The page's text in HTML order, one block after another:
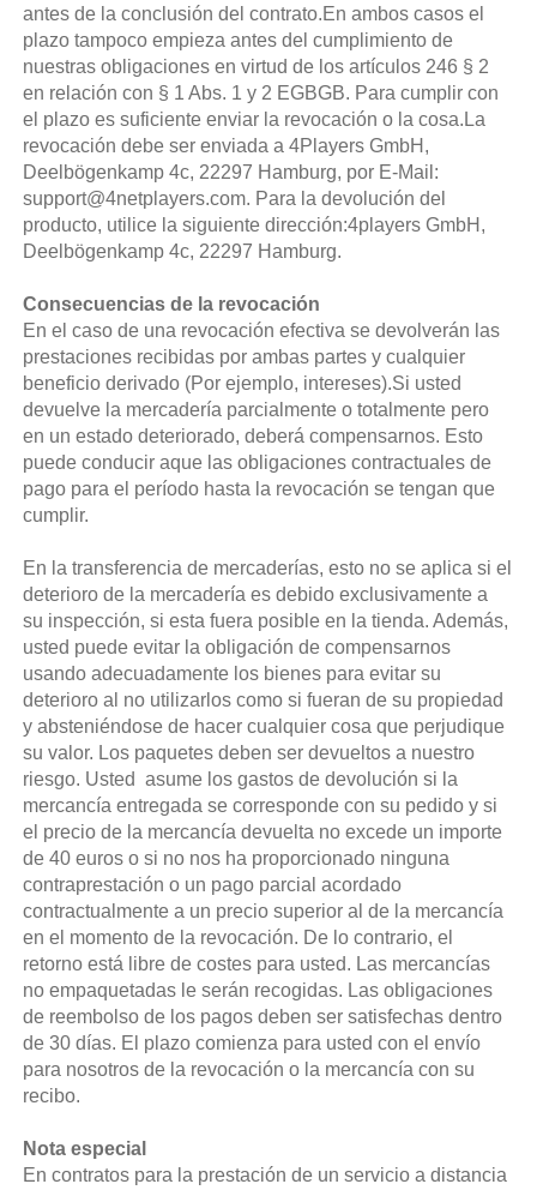
antes de la conclusión del contrato.En ambos casos el
plazo tampoco empieza antes del cumplimiento de
nuestras obligaciones en virtud de los artículos 246 § 2
en relación con § 1 Abs. 1 y 2 EGBGB. Para cumplir con
el plazo es suficiente enviar la revocación o la cosa.La
revocación debe ser enviada a 4Players GmbH,
Deelbögenkamp 4c, 22297 Hamburg, por E-Mail:
support@4netplayers.com. Para la devolución del
producto, utilice la siguiente dirección:4players GmbH,
Deelbögenkamp 4c, 22297 Hamburg.
Consecuencias de la revocación
En el caso de una revocación efectiva se devolverán las
prestaciones recibidas por ambas partes y cualquier
beneficio derivado (Por ejemplo, intereses).Si usted
devuelve la mercadería parcialmente o totalmente pero
en un estado deteriorado, deberá compensarnos. Esto
puede conducir aque las obligaciones contractuales de
pago para el período hasta la revocación se tengan que
cumplir.
En la transferencia de mercaderías, esto no se aplica si el
deterioro de la mercadería es debido exclusivamente a
su inspección, si esta fuera posible en la tienda. Además,
usted puede evitar la obligación de compensarnos
usando adecuadamente los bienes para evitar su
deterioro al no utilizarlos como si fueran de su propiedad
y absteniéndose de hacer cualquier cosa que perjudique
su valor. Los paquetes deben ser devueltos a nuestro
riesgo. Usted asume los gastos de devolución si la
mercancía entregada se corresponde con su pedido y si
el precio de la mercancía devuelta no excede un importe
de 40 euros o si no nos ha proporcionado ninguna
contraprestación o un pago parcial acordado
contractualmente a un precio superior al de la mercancía
en el momento de la revocación. De lo contrario, el
retorno está libre de costes para usted. Las mercancías
no empaquetadas le serán recogidas. Las obligaciones
de reembolso de los pagos deben ser satisfechas dentro
de 30 días. El plazo comienza para usted con el envío
para nosotros de la revocación o la mercancía con su
recibo.
Nota especial
En contratos para la prestación de un servicio a distancia